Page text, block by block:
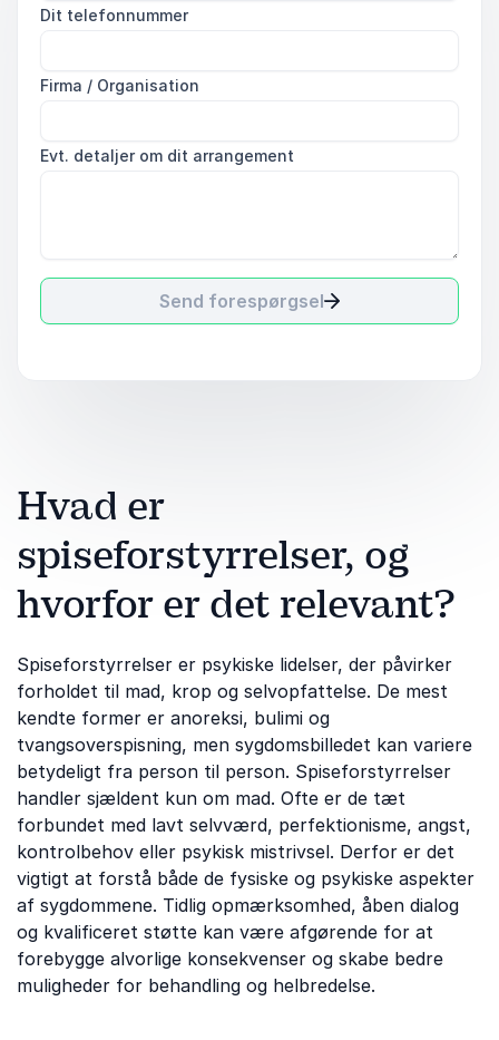
Dit telefonnummer
Firma / Organisation
Evt. detaljer om dit arrangement
Send forespørgsel
Hvad er
spiseforstyrrelser, og
hvorfor er det relevant?
Spiseforstyrrelser er psykiske lidelser, der påvirker
forholdet til mad, krop og selvopfattelse. De mest
kendte former er anoreksi, bulimi og
tvangsoverspisning, men sygdomsbilledet kan variere
betydeligt fra person til person. Spiseforstyrrelser
handler sjældent kun om mad. Ofte er de tæt
forbundet med lavt selvværd, perfektionisme, angst,
kontrolbehov eller psykisk mistrivsel. Derfor er det
vigtigt at forstå både de fysiske og psykiske aspekter
af sygdommene. Tidlig opmærksomhed, åben dialog
og kvalificeret støtte kan være afgørende for at
forebygge alvorlige konsekvenser og skabe bedre
muligheder for behandling og helbredelse.